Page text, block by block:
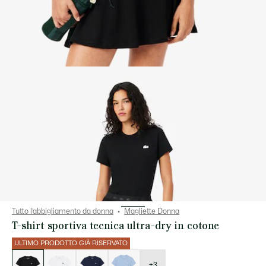
Tutto l’abbigliamento da donna Magliette Donna
T-shirt sportiva tecnica ultra-dry in cotone
ULTIMO PRODOTTO GIÀ RISERVATO
delle
varianti